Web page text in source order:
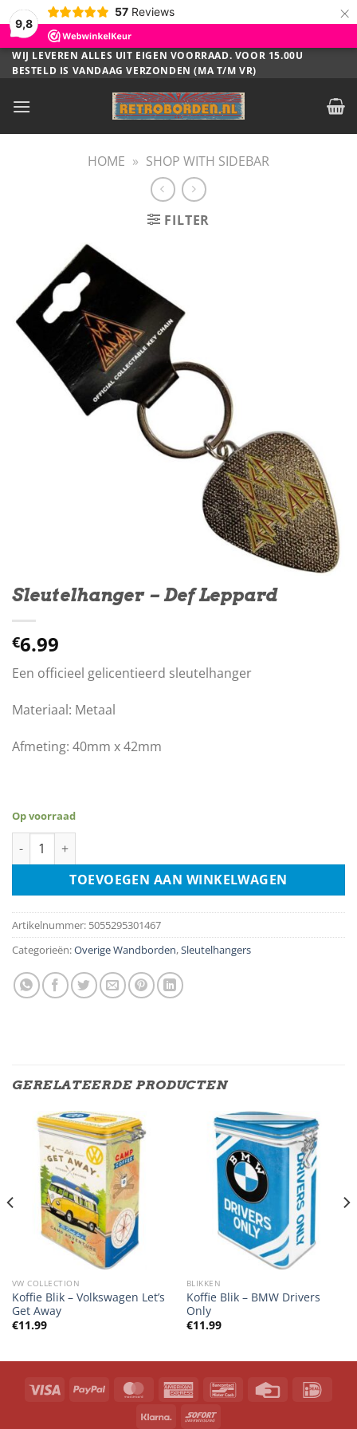
9,8
57 Reviews ×
Ga
naar
WIJ LEVEREN ALLES UIT EIGEN VOORRAAD. VOOR 15.00U
BESTELD IS VANDAAG VERZONDEN (MA T/M VR)
HOME » SHOP WITH SIDEBAR
FILTER
Sleutelhanger – Def Leppard
€6.99
Een officieel gelicentieerd sleutelhanger
Materiaal: Metaal
Afmeting: 40mm x 42mm
Op voorraad
Sleutelhanger - Def Leppard aantal
TOEVOEGEN AAN WINKELWAGEN
Artikelnummer: 5055295301467
Categorieën:Overige Wandborden,Sleutelhangers
GERELATEERDE PRODUCTEN
VW COLLECTION
Koffie Blik – Volkswagen Let’s
Get Away
€11.99
BLIKKEN
Koffie Blik – BMW Drivers
Only
€11.99